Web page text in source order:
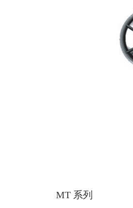
MT 系列